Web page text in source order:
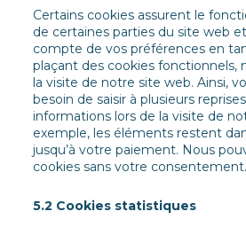
Certains cookies assurent le
de certaines parties du site web
compte de vos préférences en
plaçant des cookies fonctionnels,
la visite de notre site web. Ainsi,
besoin de saisir à plusieurs
informations lors de la visite de
exemple, les éléments restent
jusqu’à votre paiement. Nous
cookies sans votre consentement.
5.2 Cookies statistiques